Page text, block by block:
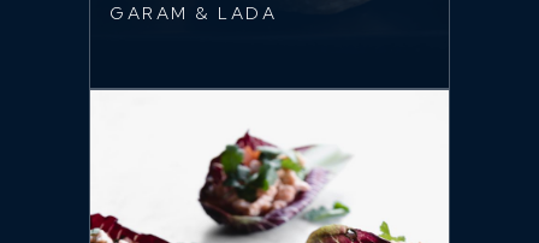
GARAM & LADA